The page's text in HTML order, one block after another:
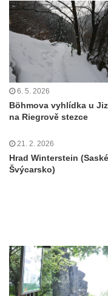
cyklostezky Varhany
Vyhlídka nad
Vyhlídka Jaroslava
Výšina královny
Doerellova vyhlídka
Vyhlídka u kostela
Vyhlídka Mlynářův
Vyhlídky na Řípu
Císařský výhled
Růžová vyhlídka
Vyhlídky na trase
Vrkoč
6. 5. 2026
Böhmova vyhlídka u
na Riegrově stezce
21. 2. 2026
Hrad Winterstein (Saské
Švýcarsko)